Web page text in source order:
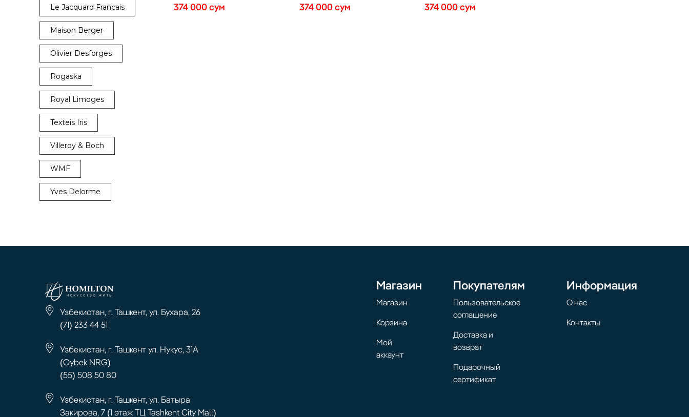
Le Jacquard Francais
Maison Berger
Olivier Desforges
Rogaska
Royal Limoges
Texteis Iris
Villeroy & Boch
WMF
Yves Delorme
374 000сум 374 000сум 374 000сум
Узбекистан, г. Ташкент, ул. Бухара, 26
(71) 233 44 51
Узбекистан, г. Ташкент ул. Нукус, 31А
(Oybek NRG)
(55) 508 50 80
Узбекистан, г. Ташкент, ул. Батыра
Закирова, 7 (1 этаж ТЦ Tashkent City Mall)
Магазин
Магазин
Корзина
Мой
аккаунт
Покупателям
Пользовательское
соглашение
Доставка и
возврат
Подарочный
сертификат
Информация
О нас
Контакты